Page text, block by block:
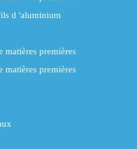
d 'aluminium
matières premières
matières premières